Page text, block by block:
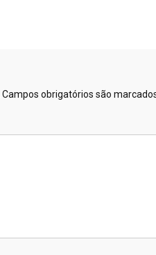
Campos obrigatórios são